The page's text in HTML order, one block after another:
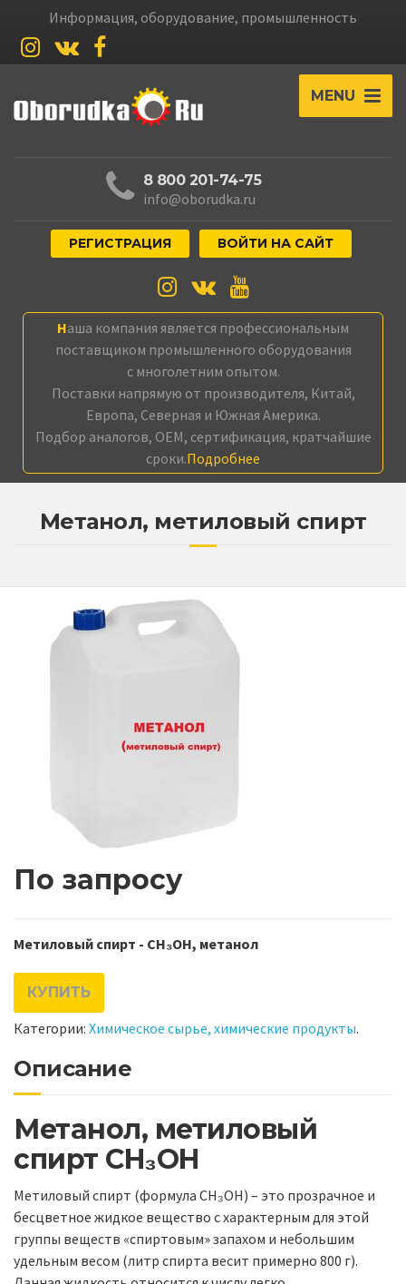
Информация, оборудование, промышленность
MENU
8 800 201-74-75
info@oborudka.ru
РЕГИСТРАЦИЯ ВОЙТИ НА САЙТ
Наша компания является профессиональным
поставщиком промышленного оборудования
с многолетним опытом.
Поставки напрямую от производителя, Китай,
Европа, Северная и Южная Америка.
Подбор аналогов, OEM, сертификация, кратчайшие
сроки.Подробнее
Метанол, метиловый спирт
По запросу
Метиловый спирт - CH₃OH, метанол
КУПИТЬ
Категории: Химическое сырье, химические продукты.
Описание
Метанол, метиловый
спирт CH₃OH
Метиловый спирт (формула CH₃OH) – это прозрачное и
бесцветное жидкое вещество с характерным для этой
группы веществ «спиртовым» запахом и небольшим
удельным весом (литр спирта весит примерно 800 г).